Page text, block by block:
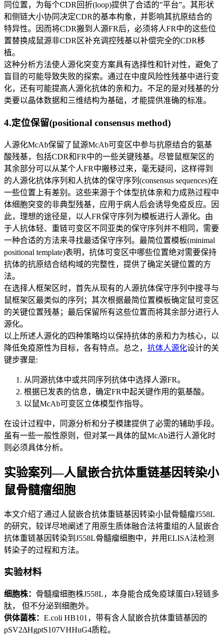
同位置，为每个CDR回折(loop)提供了合适的”平台”。其形状
和侧链大小协同决定CDR的基本构象，并影响其抗原结合的
特异性。因而将CDR搬到人源FR后，必须将人FR中的这些位
置替换成鼠源非CDR区补充调控残基以补偿完全的CDR移
植。
这种分析方法使人源化突变方案具有选择性和针对性，避免了
盲目的可能导致失败的探索。通过在中度风险性残基中进行变
化，还有可能提高人源化抗体的亲和力。不足的是对残基的分
类要以晶体数据和三维结构为基础，才能提供准确的标准。
4.定位保留(positional consensus method)
人源化McAb保留了鼠源McAb可变区中参与抗原结合的氨基
酸残基，包括CDR和FR中的一些关键残基。尽管鼠框架区的
其余部分可以从某个人FR中搬移过来，毫无疑问，这样得到
的人源化抗体序列和人抗体的保守序列(consensus sequences)在
一些位置上有差别。这些来源于个体型抗体亲和力成熟过程中
体细胞突变的非典型残基，应用于病人后会诱导免疫反应。因
此，理想的途径是，以人FR保守序列为模板进行人源化。由
于人抗体轻、重链可变区不同亚类的保守序列并不相同，需要
一种合适的方法来寻找最适保守序列。最简位置模板(minimal
positional template)表明，抗体可变区中哪些位置绝对需要保持
抗体的抗原结合结构域的完整性，提供了确定关键位置的方
法。
在选择人框架区时，首先从现有的人源抗体保守序列中搜寻与
鼠框架区最类似的序列；其次根据最简位置模板确定鼠可变区
的关键位置残基；最后保留所有这些位置而将其余部分进行人
源化。
以上所述人源化的四种策略均以保持抗体的亲和力为核心，以
降低免疫原性为目标，各有特点。总之， 抗体人源化设计的关
键步骤是:
从同源抗体中或共同序列抗体中选择人源FR。
根据已发表的信息，确定FR中起关键作用的氨基酸。
以鼠McAb可变区立体模型作指导。
在设计过程中，同源分析和分子模建提供了必需的辅助手段。
虽有一些一般性原则，但对某一具体的鼠McAb进行人源化时
则必须具体分析。
实验案列—人鼠嵌合抗体重链基因转染小
鼠骨髓瘤细胞
本文介绍了通过人鼠嵌合抗体重链基因转染小鼠骨髓瘤J558L
的研究，较详尽地阐述了用原生质体融合法将重组的人鼠嵌合
抗体重链基因转染到J558L骨髓瘤细胞中，并用ELISA法检测
转染子的过程和方法。
实验材料
细胞株： 骨髓瘤细胞株J558L，本身能合成免疫球蛋白λ轻链多
肽， 但不分泌到细胞外。
供体菌株： E.coli HB101，带有含人鼠嵌合抗体重链基因的
pSV2ΔHgptS107VHHuG4质粒。